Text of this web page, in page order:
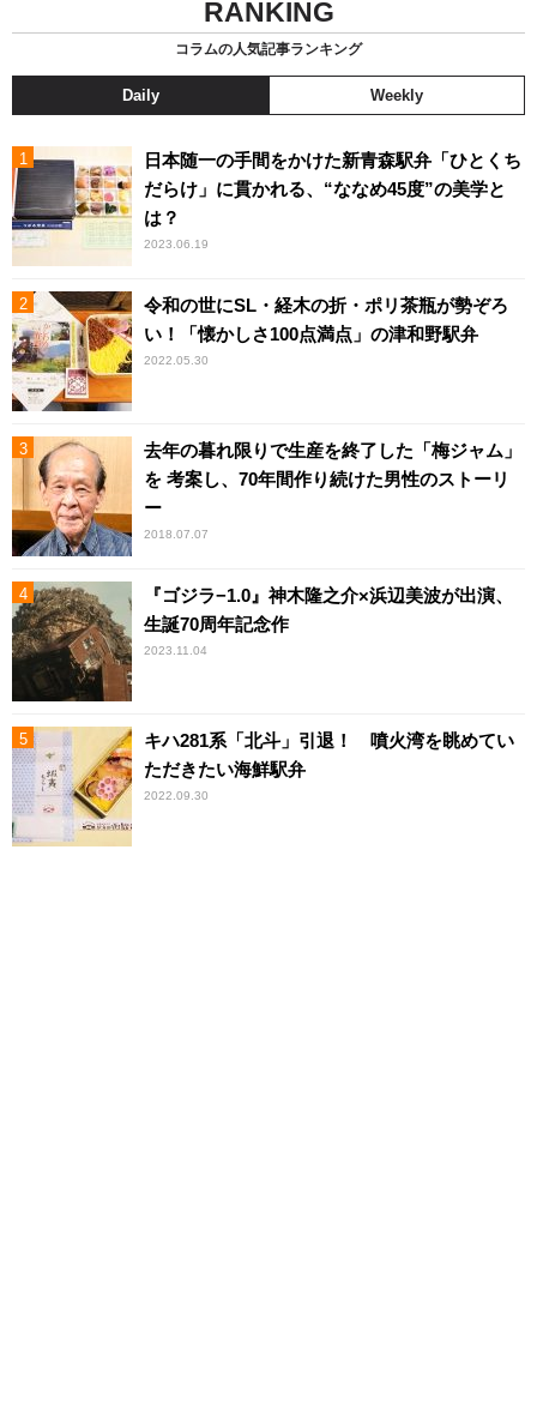
RANKING
コラムの人気記事ランキング
Daily Weekly
日本随一の手間をかけた新青森駅弁「ひとくち
だらけ」に貫かれる、“ななめ45度”の美学と
は？
2023.06.19
令和の世にSL・経木の折・ポリ茶瓶が勢ぞろ
い！「懐かしさ100点満点」の津和野駅弁
2022.05.30
去年の暮れ限りで生産を終了した「梅ジャム」
を 考案し、70年間作り続けた男性のストーリ
ー
2018.07.07
『ゴジラ−1.0』神木隆之介×浜辺美波が出演、
生誕70周年記念作
2023.11.04
キハ281系「北斗」引退！ 噴火湾を眺めてい
ただきたい海鮮駅弁
2022.09.30